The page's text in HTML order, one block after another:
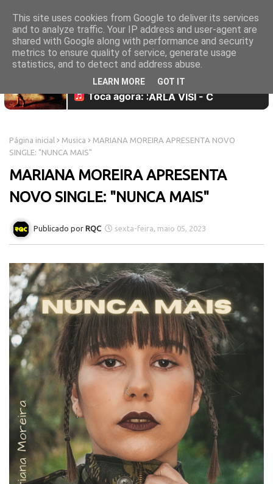
Página inicial Musica
MARIANA MOREIRA APRESENTA NOVO
SINGLE: "NUNCA MAIS"
MARIANA MOREIRA APRESENTA
NOVO SINGLE: "NUNCA MAIS"
RQC sexta-feira, maio 05, 2023
This site uses cookies from Google to deliver its services
and to analyze traffic. Your IP address and user-agent are
shared with Google along with performance and security
metrics to ensure quality of service, generate usage
statistics, and to detect and address abuse.
LEARN MORE GOT IT